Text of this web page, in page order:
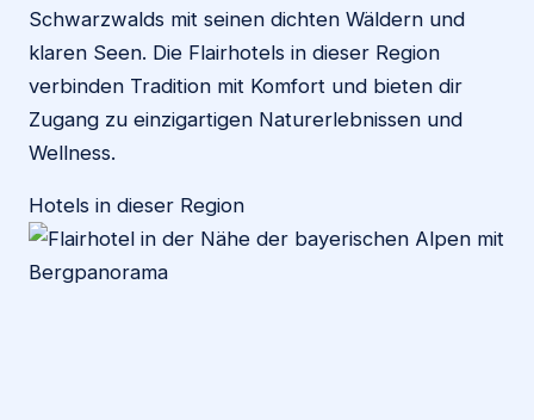
Schwarzwalds mit seinen dichten Wäldern und
klaren Seen. Die Flairhotels in dieser Region
verbinden Tradition mit Komfort und bieten dir
Zugang zu einzigartigen Naturerlebnissen und
Wellness.
Hotels in dieser Region